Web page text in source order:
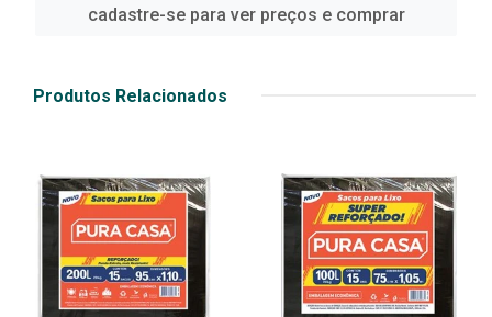
cadastre-se para ver preços e comprar
Produtos Relacionados